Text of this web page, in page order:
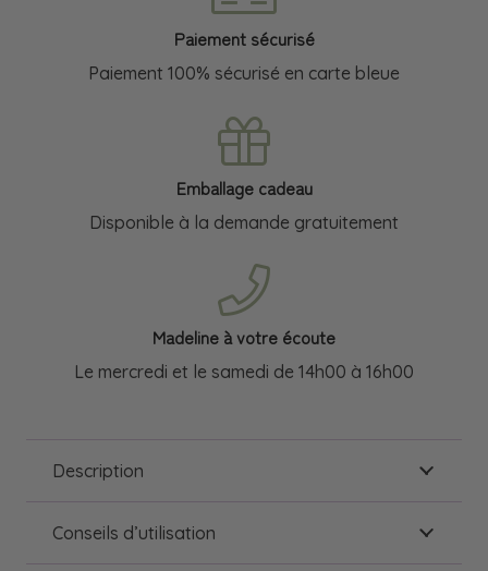
Paiement sécurisé
Paiement 100% sécurisé en carte bleue
Emballage cadeau
Disponible à la demande gratuitement
Madeline à votre écoute
Le mercredi et le samedi de 14h00 à 16h00
Description
Conseils d’utilisation